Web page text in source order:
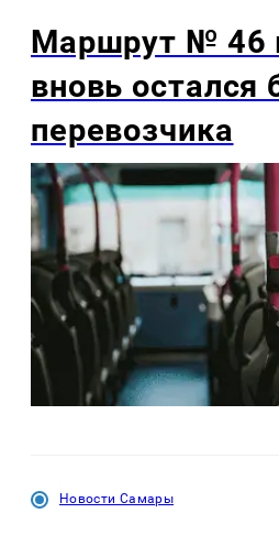
Маршрут № 46
вновь остался
перевозчика
Новости Самары